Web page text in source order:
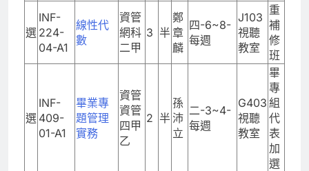
選
INF-
224-
04-A1
線性代
數
資管
網科
二甲
3 半
鄭
章
麟
四-6~8-
每週
J103
視聽
教室
重
補
修
班
選
INF-
409-
01-A1
畢業專
題管理
實務
資管
資管
四甲
乙
2 半
孫
沛
立
二-3~4-
每週
G403
視聽
教室
畢
專
組
代
表
加
選